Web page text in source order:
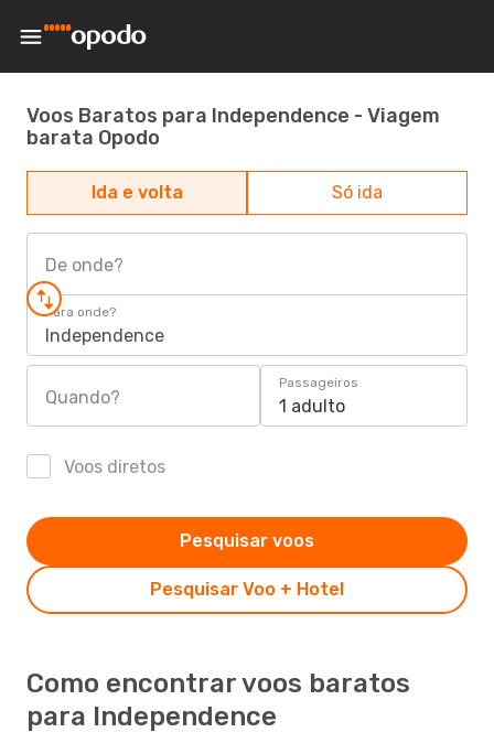
Voos Baratos para Independence - Viagem
barata Opodo
Ida e volta Só ida
De onde?
Para onde?
Independence
Quando?
Passageiros
1 adulto
Voos diretos
Pesquisar Voo + Hotel
Pesquisar voos
Como encontrar voos baratos
para Independence